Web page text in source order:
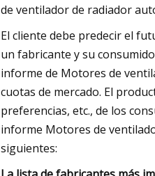
de ventilador de radiador
El cliente debe predecir el
un fabricante y su
informe de Motores de
cuotas de mercado. El
preferencias, etc., de los
informe Motores de
siguientes: